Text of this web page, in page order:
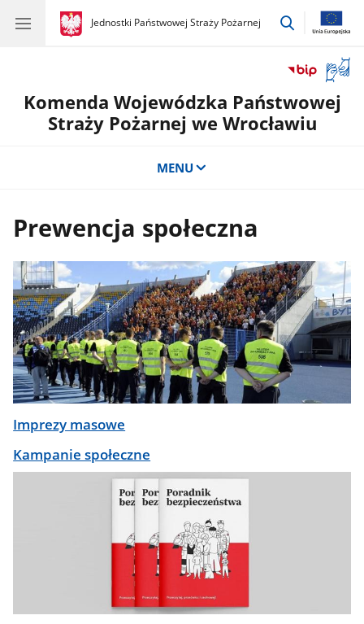
gov.pl
Jednostki Państwowej Straży Pożarnej
gov.pl
Jednostki
przejdź
okno
z
Komenda Wojewódzka Państwowej
Straży Pożarnej we Wrocławiu
MENU
Prewencja społeczna
Imprezy masowe
Kampanie społeczne